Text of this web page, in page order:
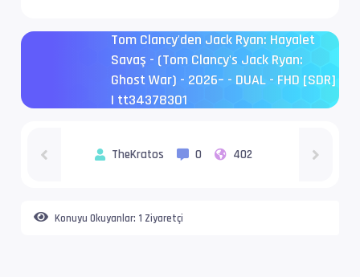
Tom Clancy'den Jack Ryan: Hayalet
Savaş - (Tom Clancy's Jack Ryan:
Ghost War) - 2026– - DUAL - FHD [SDR]
| tt34378301
TheKratos 0 402
Konuyu Okuyanlar: 1 Ziyaretçi